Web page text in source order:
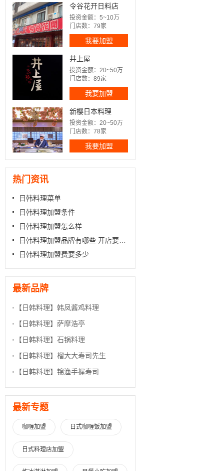
令谷花开日料店
投资金额：5~10万
门店数：79家
我要加盟
井上屋
投资金额：20~50万
门店数：89家
我要加盟
新樱日本料理
投资金额：20~50万
门店数：78家
我要加盟
热门资讯
日韩料理菜单
日韩料理加盟条件
日韩料理加盟怎么样
日韩料理加盟费要多少
最新品牌
【日韩料理】 韩凤酱鸡料理
【日韩料理】 萨摩浩亭
【日韩料理】 石锅料理
【日韩料理】 榴大大寿司先生
【日韩料理】 锦渔手握寿司
最新专题
咖喱加盟 日式咖喱饭加盟
日式料理店加盟